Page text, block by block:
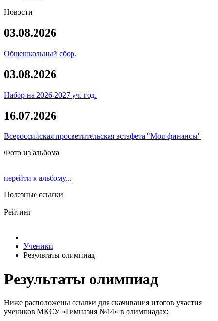
Новости
03.08.2026
Общешкольный сбор.
03.08.2026
Набор на 2026-2027 уч. год.
16.07.2026
Всероссийская просветительская эстафета "Мои финансы"
Фото из альбома
перейти к альбому...
Полезные ссылки
Рейтинг
Ученики
Результаты олимпиад
Результаты олимпиад
Ниже расположены ссылки для скачивания итогов участия
учеников МКОУ «Гимназия №14» в олимпиадах: